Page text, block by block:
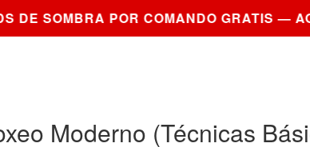
POR COMANDO GRATIS —
Moderno (Técnicas